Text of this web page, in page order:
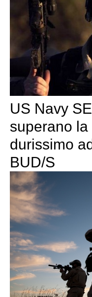
US Navy
superano la
durissimo
BUD/S